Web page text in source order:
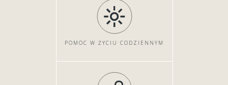
POMOC W ŻYCIU CODZIENNYM